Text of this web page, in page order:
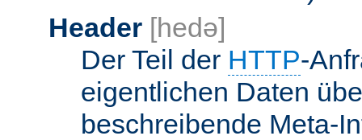
Header [hedə]
Der Teil der HTTP-
eigentlichen Daten
beschreibende Meta-